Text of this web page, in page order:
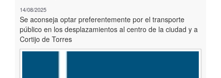
14/08/2025
Se aconseja optar preferentemente por el transporte
público en los desplazamientos al centro de la ciudad y a
Cortijo de Torres